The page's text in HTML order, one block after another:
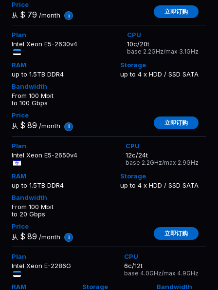
从 $ 79 /month i
立即订购
Intel Xeon E5-2630v4 10c/20t
base 2.2GHz/max 3.1GHz
up to 1.5TB DDR4 up to 4 x HDD / SSD SATA
From 100 Mbit
to 100 Gbps
从 $ 89 /month i
立即订购
Intel Xeon E5-2650v4 12c/24t
base 2.2GHz/max 2.9GHz
up to 1.5TB DDR4 up to 4 x HDD / SSD SATA
From 100 Mbit
to 20 Gbps
从 $ 89 /month i
立即订购
Intel Xeon E-2286G 6c/12t
base 4.0GHz/max 4.9GHz